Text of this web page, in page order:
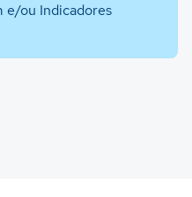
e/ou Indicadores